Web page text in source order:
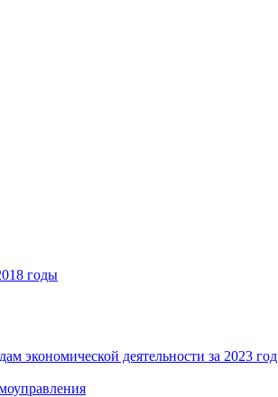
годы
экономической деятельности за 2023 год